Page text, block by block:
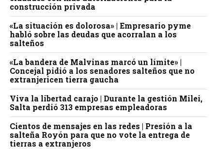
construcción privada
«La situación es dolorosa» | Empresario pyme
habló sobre las deudas que acorralan a los
salteños
«La bandera de Malvinas marcó un límite» |
Concejal pidió a los senadores salteños que no
extranjericen tierra gaucha
Viva la libertad carajo | Durante la gestión Milei,
Salta perdió 313 empresas empleadoras
Cientos de mensajes en las redes | Presión a la
salteña Royón para que no vote la entrega de
tierras a extranjeros